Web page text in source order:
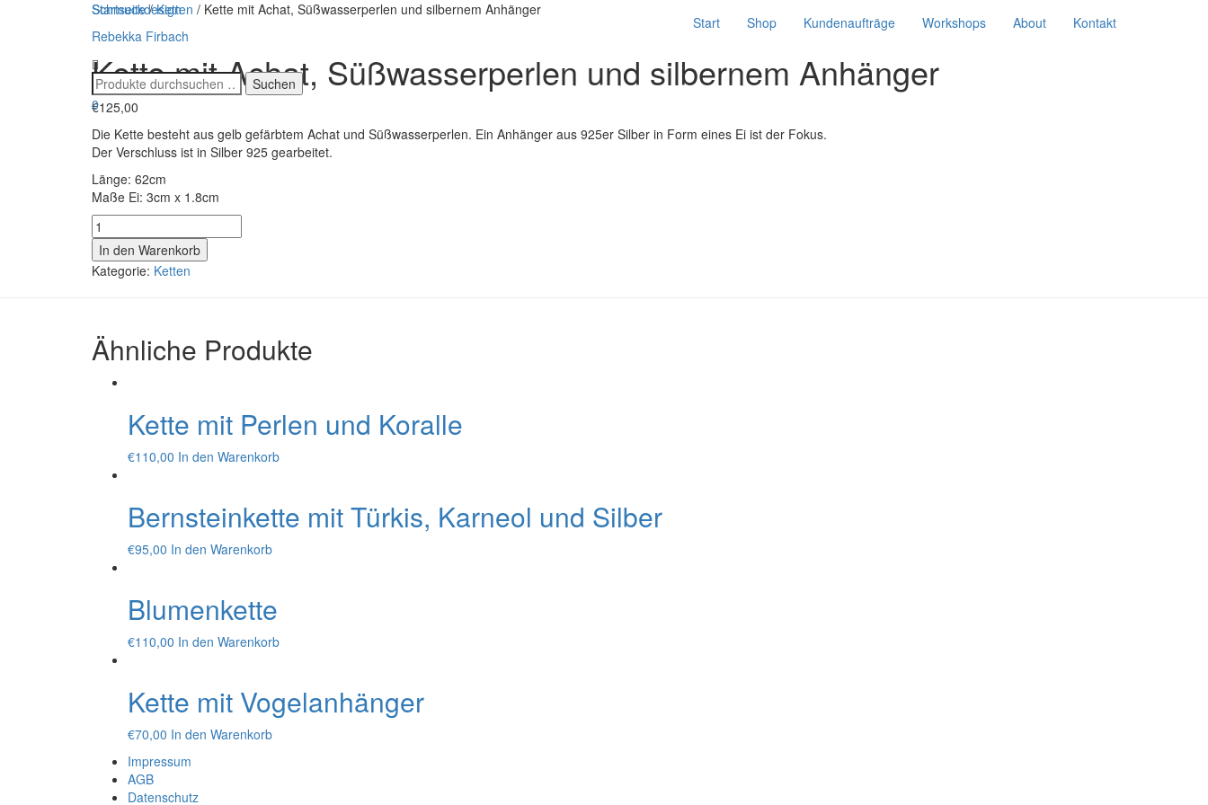
Schmuckdesign
Rebekka Firbach
Start Shop Kundenaufträge Workshops About Kontakt
0
Startseite/Ketten / Kette mit Achat, Süßwasserperlen und silbernem Anhänger
Kette mit Achat, Süßwasserperlen und silbernem Anhänger
€125,00
Die Kette besteht aus gelb gefärbtem Achat und Süßwasserperlen. Ein Anhänger aus 925er Silber in Form eines Ei ist der Fokus.
Der Verschluss ist in Silber 925 gearbeitet.
Länge: 62cm
Maße Ei: 3cm x 1.8cm
Kette
mit
Achat,
Süßwasserperlen
Menge
In den Warenkorb
Kategorie: Ketten
Ähnliche Produkte
Kette mit Perlen und Koralle
€110,00 In den Warenkorb
Bernsteinkette mit Türkis, Karneol und Silber
€95,00 In den Warenkorb
Blumenkette
€110,00 In den Warenkorb
Kette mit Vogelanhänger
€70,00 In den Warenkorb
Impressum
AGB
Datenschutz